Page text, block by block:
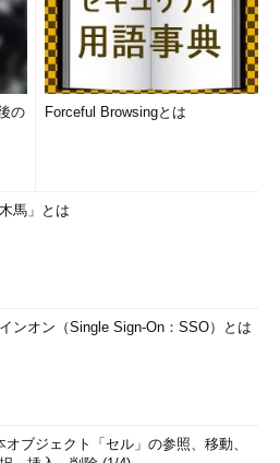
の
Forceful Browsingとは
馬」とは
ンオン（Single Sign-On：SSO）とは
オブジェクト「セル」の参照、移動、